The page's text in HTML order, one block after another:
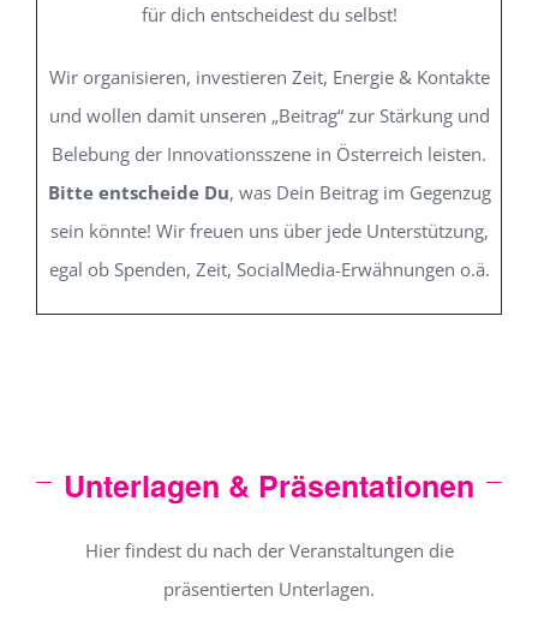
für dich entscheidest du selbst!
Wir organisieren, investieren Zeit, Energie & Kontakte
und wollen damit unseren „Beitrag“ zur Stärkung und
Belebung der Innovationsszene in Österreich leisten.
Bitte entscheide Du, was Dein Beitrag im Gegenzug
sein könnte! Wir freuen uns über jede Unterstützung,
egal ob Spenden, Zeit, SocialMedia-Erwähnungen o.ä.
Unterlagen & Präsentationen
Hier findest du nach der Veranstaltungen die
präsentierten Unterlagen.